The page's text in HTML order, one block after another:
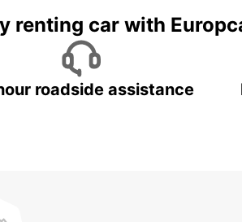
renting car with
roadside assistance